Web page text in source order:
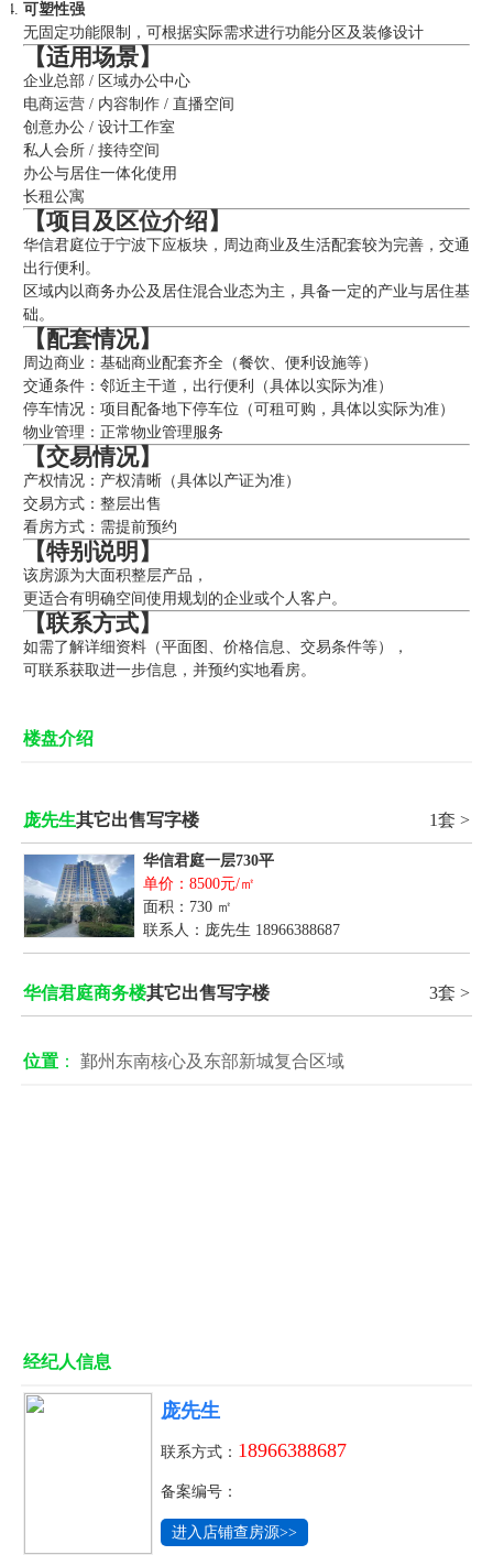
可塑性强
无固定功能限制，可根据实际需求进行功能分区及装修设计
【适用场景】
企业总部 / 区域办公中心
电商运营 / 内容制作 / 直播空间
创意办公 / 设计工作室
私人会所 / 接待空间
办公与居住一体化使用
长租公寓
【项目及区位介绍】
华信君庭位于宁波下应板块，周边商业及生活配套较为完善，交通
出行便利。
区域内以商务办公及居住混合业态为主，具备一定的产业与居住基
础。
【配套情况】
周边商业：基础商业配套齐全（餐饮、便利设施等）
交通条件：邻近主干道，出行便利（具体以实际为准）
停车情况：项目配备地下停车位（可租可购，具体以实际为准）
物业管理：正常物业管理服务
【交易情况】
产权情况：产权清晰（具体以产证为准）
交易方式：整层出售
看房方式：需提前预约
【特别说明】
该房源为大面积整层产品，
更适合有明确空间使用规划的企业或个人客户。
【联系方式】
如需了解详细资料（平面图、价格信息、交易条件等），
可联系获取进一步信息，并预约实地看房。
楼盘介绍
1套 >
庞先生其它出售写字楼
华信君庭一层730平
单价：8500元/㎡
面积：730 ㎡
联系人：庞先生 18966388687
3套 >
华信君庭商务楼其它出售写字楼
位置： 鄞州东南核心及东部新城复合区域
经纪人信息
庞先生
联系方式： 18966388687
备案编号：
进入店铺查房源>>